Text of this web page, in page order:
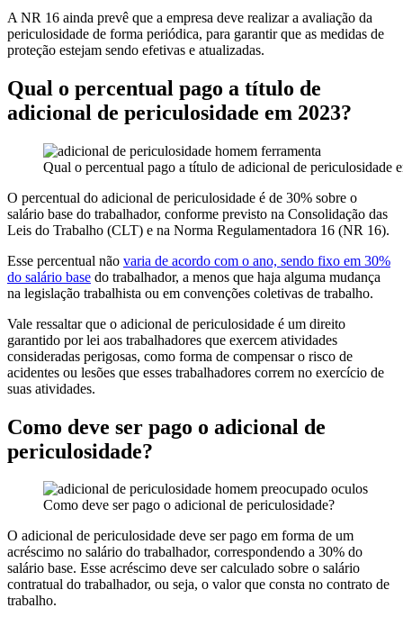
A NR 16 ainda prevê que a empresa deve realizar a avaliação da
periculosidade de forma periódica, para garantir que as medidas de
proteção estejam sendo efetivas e atualizadas.
Qual o percentual pago a título de
adicional de periculosidade em 2023?
Qual o percentual pago a título de adicional de periculosidade
O percentual do adicional de periculosidade é de 30% sobre o
salário base do trabalhador, conforme previsto na Consolidação das
Leis do Trabalho (CLT) e na Norma Regulamentadora 16 (NR 16).
Esse percentual não varia de acordo com o ano, sendo fixo em 30%
do salário base do trabalhador, a menos que haja alguma mudança
na legislação trabalhista ou em convenções coletivas de trabalho.
Vale ressaltar que o adicional de periculosidade é um direito
garantido por lei aos trabalhadores que exercem atividades
consideradas perigosas, como forma de compensar o risco de
acidentes ou lesões que esses trabalhadores correm no exercício de
suas atividades.
Como deve ser pago o adicional de
periculosidade?
Como deve ser pago o adicional de periculosidade?
O adicional de periculosidade deve ser pago em forma de um
acréscimo no salário do trabalhador, correspondendo a 30% do
salário base. Esse acréscimo deve ser calculado sobre o salário
contratual do trabalhador, ou seja, o valor que consta no contrato de
trabalho.